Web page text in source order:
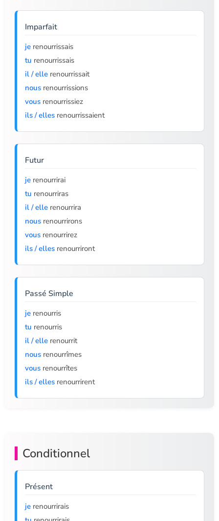
Imparfait
je renourrissais
tu renourrissais
il / elle renourrissait
nous renourrissions
vous renourrissiez
ils / elles renourrissaient
Futur
je renourrirai
tu renourriras
il / elle renourrira
nous renourrirons
vous renourrirez
ils / elles renourriront
Passé Simple
je renourris
tu renourris
il / elle renourrit
nous renourrîmes
vous renourrîtes
ils / elles renourrirent
Conditionnel
Présent
je renourrirais